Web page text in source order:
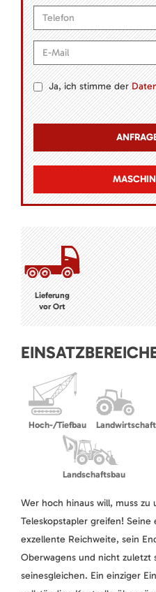
Ja, ich stimme der
Lieferung
vor Ort
Hoch-/Tiefbau Landwirtschaft
Landschaftsbau
Wer hoch hinaus will, muss zu
Teleskopstapler greifen!
exzellente Reichweite, sein
Oberwagens und nicht zuletzt
seinesgleichen. Ein einziger